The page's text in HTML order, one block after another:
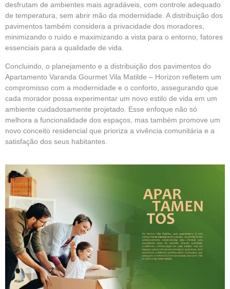
desfrutam de ambientes mais agradáveis, com controle adequado
de temperatura, sem abrir mão da modernidade. A distribuição dos
pavimentos também considera a privacidade dos moradores,
minimizando o ruído e maximizando a vista para o entorno, fatores
essenciais para a qualidade de vida.
Concluindo, o planejamento e a distribuição dos pavimentos do
Apartamento Varanda Gourmet Vila Matilde – Horizon refletem um
compromisso com a modernidade e o conforto, assegurando que
cada morador possa experimentar um novo estilo de vida em um
ambiente cuidadosamente projetado. Esse enfoque não só
melhora a funcionalidade dos espaços, mas também promove um
novo conceito residencial que prioriza a vivência comunitária e a
satisfação dos seus habitantes.